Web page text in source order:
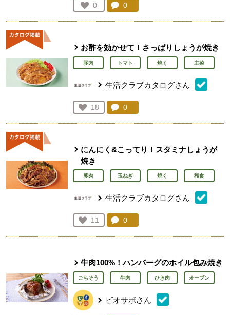
お気に入り登録：
0
人が登録
コメント：
0
お酢を効かせて！さっぱりしょうが焼き
豚肉 トマト 焼く 主菜
生活クラブカタログさん
お気に入り登録：
18
人が登録
コメント：
0
にんにく&こってり！スタミナしょうが
焼き
豚肉 玉ねぎ 焼く 和食
生活クラブカタログさん
お気に入り登録：
11
人が登録
コメント：
0
牛肉100%！ハンバーグのホイル包み焼き
ごちそう 牛肉 ひき肉 オーブン
ビオサポさん